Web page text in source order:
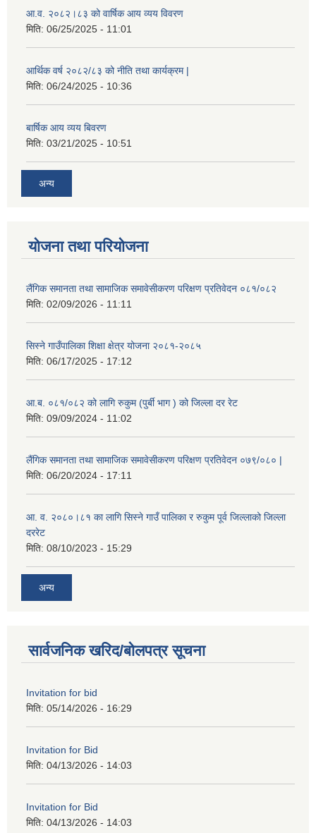
आ.व. २०८२।८३ को वार्षिक आय व्यय विवरण
मिति: 06/25/2025 - 11:01
आर्थिक वर्ष २०८२/८३ को नीति तथा कार्यक्रम |
मिति: 06/24/2025 - 10:36
बार्षिक आय व्यय बिवरण
मिति: 03/21/2025 - 10:51
अन्य
योजना तथा परियोजना
लैंगिक समानता तथा सामाजिक समावेसीकरण परिक्षण प्रतिवेदन ०८१/०८२
मिति: 02/09/2026 - 11:11
सिस्ने गाउँपालिका शिक्षा क्षेत्र योजना २०८१-२०८५
मिति: 06/17/2025 - 17:12
आ.ब. ०८१/०८२ को लागि रुकुम (पुर्बी भाग ) को जिल्ला दर रेट
मिति: 09/09/2024 - 11:02
लैंगिक समानता तथा सामाजिक समावेसीकरण परिक्षण प्रतिवेदन ०७९/०८० |
मिति: 06/20/2024 - 17:11
आ. व. २०८०।८१ का लागि सिस्ने गाउँ पालिका र रुकुम पूर्व जिल्लाको जिल्ला
दररेट
मिति: 08/10/2023 - 15:29
अन्य
सार्वजनिक खरिद/बोलपत्र सूचना
Invitation for bid
मिति: 05/14/2026 - 16:29
Invitation for Bid
मिति: 04/13/2026 - 14:03
Invitation for Bid
मिति: 04/13/2026 - 14:03